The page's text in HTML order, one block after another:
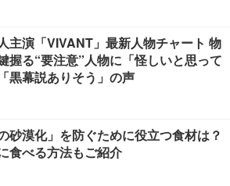
主演「VIVANT」最新人物チャート 物
握る“要注意”人物に「怪しいと思って
黒幕説ありそう」の声
砂漠化」を防ぐために役立つ食材は？
食べる方法もご紹介